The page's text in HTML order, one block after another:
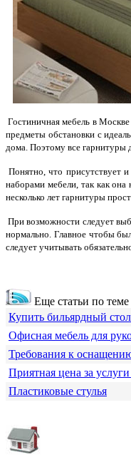
Гостиничная мебель в
предметы обстановки с
дома. Поэтому все
Понятно, что присутствует
наборами мебели, так как она
несколько лет гарнитуры
При возможности следует
нормально. Главное чтобы
следует учитывать
Еще статьи по теме
Купить бильярдный стол
Офисная мебель для
Требования к
Приятная цена за
Пластиковые стулья